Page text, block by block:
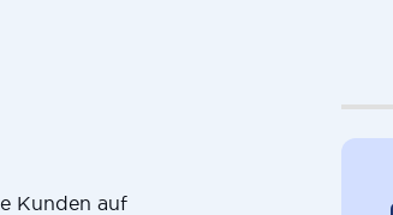
Kunden auf